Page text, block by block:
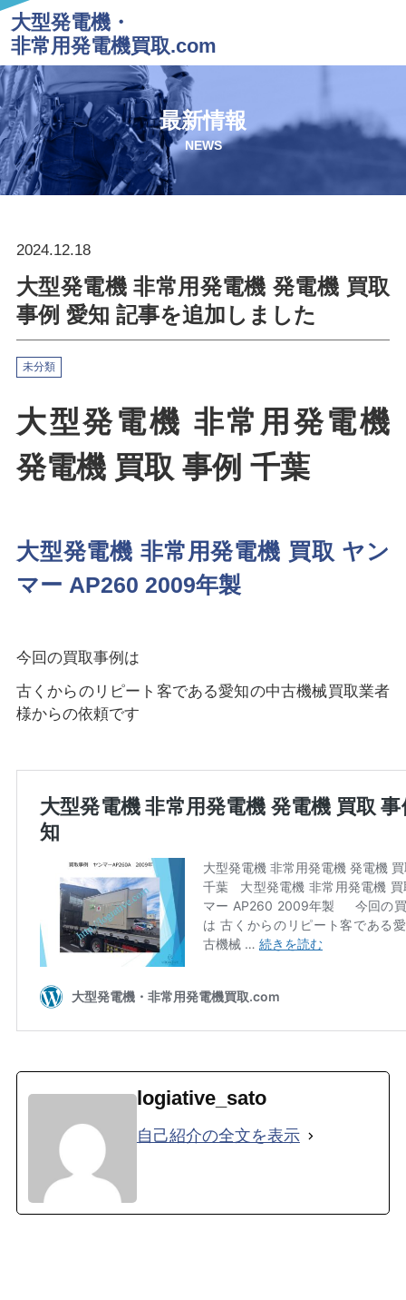
大型発電機・
非常用発電機買取.com
最新情報
NEWS
2024.12.18
大型発電機 非常用発電機 発電機 買取
事例 愛知 記事を追加しました
未分類
大型発電機 非常用発電機
発電機 買取 事例 千葉
大型発電機 非常用発電機 買取 ヤン
マー AP260 2009年製
今回の買取事例は
古くからのリピート客である愛知の中古機械買取業者
様からの依頼です
logiative_sato
自己紹介の全文を表示